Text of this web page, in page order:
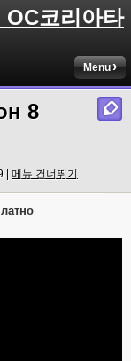
OC코리아타
Menu
8
| 메뉴 건너뛰기